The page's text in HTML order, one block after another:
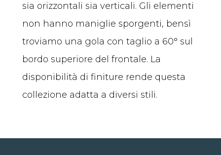
sia orizzontali sia verticali. Gli elementi
non hanno maniglie sporgenti, bensì
troviamo una gola con taglio a 60° sul
bordo superiore del frontale. La
disponibilità di finiture rende questa
collezione adatta a diversi stili.